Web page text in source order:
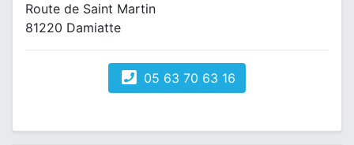
Route de Saint Martin
81220 Damiatte
05 63 70 63 16